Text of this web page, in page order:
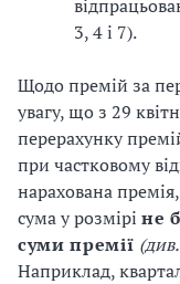
3, 4 і 7).
Щодо премій за
увагу, що з 29
перерахунку
при частковому
нарахована
сума у розмірі не
суми премії
Наприклад,